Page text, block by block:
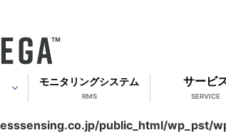
モニタリングシステム
RMS
サービ
SERVICE
public_html/wp_pst/